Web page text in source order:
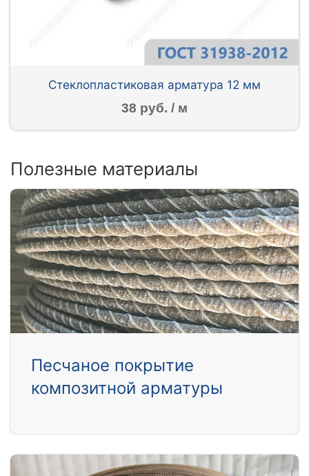
Стеклопластиковая арматура 12 мм
38 руб. / м
Полезные материалы
Песчаное покрытие
композитной арматуры